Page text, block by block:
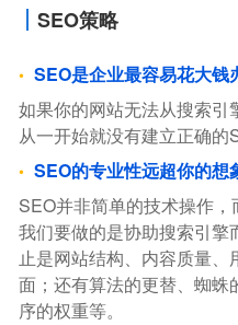
SEO策略
SEO是企业最容易花大钱
如果你的网站无法从搜索引
从一开始就没有建立正确的
SEO的专业性远超你的想
SEO并非简单的技术操作，
我们要做的是协助搜索引
止是网站结构、内容质量
面；还有算法的更替、蜘
序的权重等。